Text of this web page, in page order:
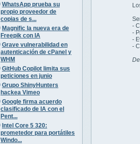
WhatsApp prueba su
propio proveedor de
copias de s...
Magnific la nueva era de
Freepik con IA
Grave vulnerabilidad en
autenticación de cPanel y
WHM
GitHub Copilot limita sus
peticiones en junio
Grupo ShinyHunters
hackea Vimeo
Google firma acuerdo
clasificado de IA con el
Pent...
Intel Core 5 320:
prometedor para portátiles
Windo...
-
-
-
-